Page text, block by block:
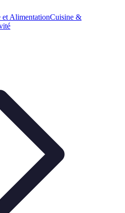
et AlimentationCuisine &